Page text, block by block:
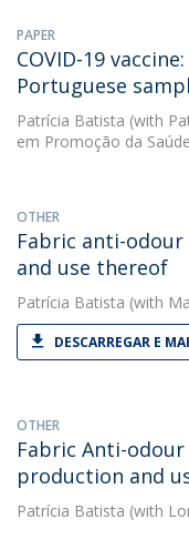
PAPER
COVID-19
Portuguese
Patrícia Batista (with
em Promoção da Saúde
OTHER
Fabric anti-
and use thereof
Patrícia Batista (with
DESCARREGAR E
OTHER
Fabric Anti-
production and
Patrícia Batista (with